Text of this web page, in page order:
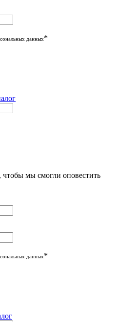
данных*
мы смогли оповестить
данных*